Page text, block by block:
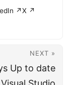
↗X ↗
NEXT »
Up to date